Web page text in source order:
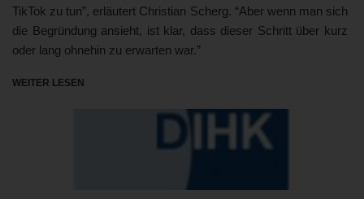
TikTok zu tun”, erläutert Christian Scherg. “Aber wenn man sich
die Begründung ansieht, ist klar, dass dieser Schritt über kurz
oder lang ohnehin zu erwarten war.”
WEITER LESEN